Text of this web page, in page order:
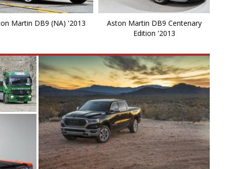
Martin DB9 (NA) '2013
Aston Martin DB9 Centenary
Edition '2013